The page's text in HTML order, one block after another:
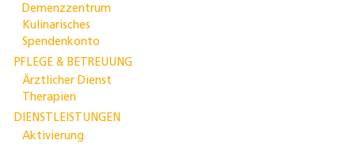
Demenzzentrum
Kulinarisches
Spendenkonto
PFLEGE & BETREUUNG
Ärztlicher Dienst
Therapien
DIENSTLEISTUNGEN
Aktivierung